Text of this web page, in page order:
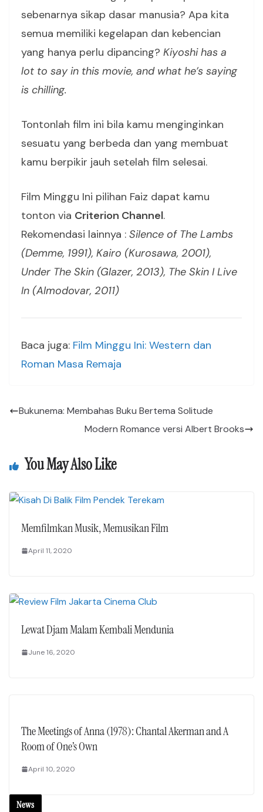
sebenarnya sikap dasar manusia? Apa kita
semua memiliki kegelapan dan kebencian
yang hanya perlu dipancing? Kiyoshi has a
lot to say in this movie, and what he’s saying
is chilling.
Tontonlah film ini bila kamu menginginkan
sesuatu yang berbeda dan yang membuat
kamu berpikir jauh setelah film selesai.
Film Minggu Ini pilihan Faiz dapat kamu
tonton via Criterion Channel.
Rekomendasi lainnya : Silence of The Lambs
(Demme, 1991), Kairo (Kurosawa, 2001),
Under The Skin (Glazer, 2013), The Skin I Live
In (Almodovar, 2011)
Baca juga: Film Minggu Ini: Western dan
Roman Masa Remaja
Bukunema: Membahas Buku Bertema Solitude
Modern Romance versi Albert Brooks
You May Also Like
Memfilmkan Musik, Memusikan Film
April 11, 2020
Lewat Djam Malam Kembali Mendunia
June 16, 2020
The Meetings of Anna (1978): Chantal Akerman and A
Room of One’s Own
April 10, 2020
News